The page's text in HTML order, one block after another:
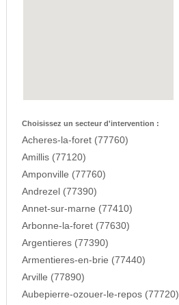
Choisissez un secteur d'intervention :
Acheres-la-foret (77760)
Amillis (77120)
Amponville (77760)
Andrezel (77390)
Annet-sur-marne (77410)
Arbonne-la-foret (77630)
Argentieres (77390)
Armentieres-en-brie (77440)
Arville (77890)
Aubepierre-ozouer-le-repos (77720)